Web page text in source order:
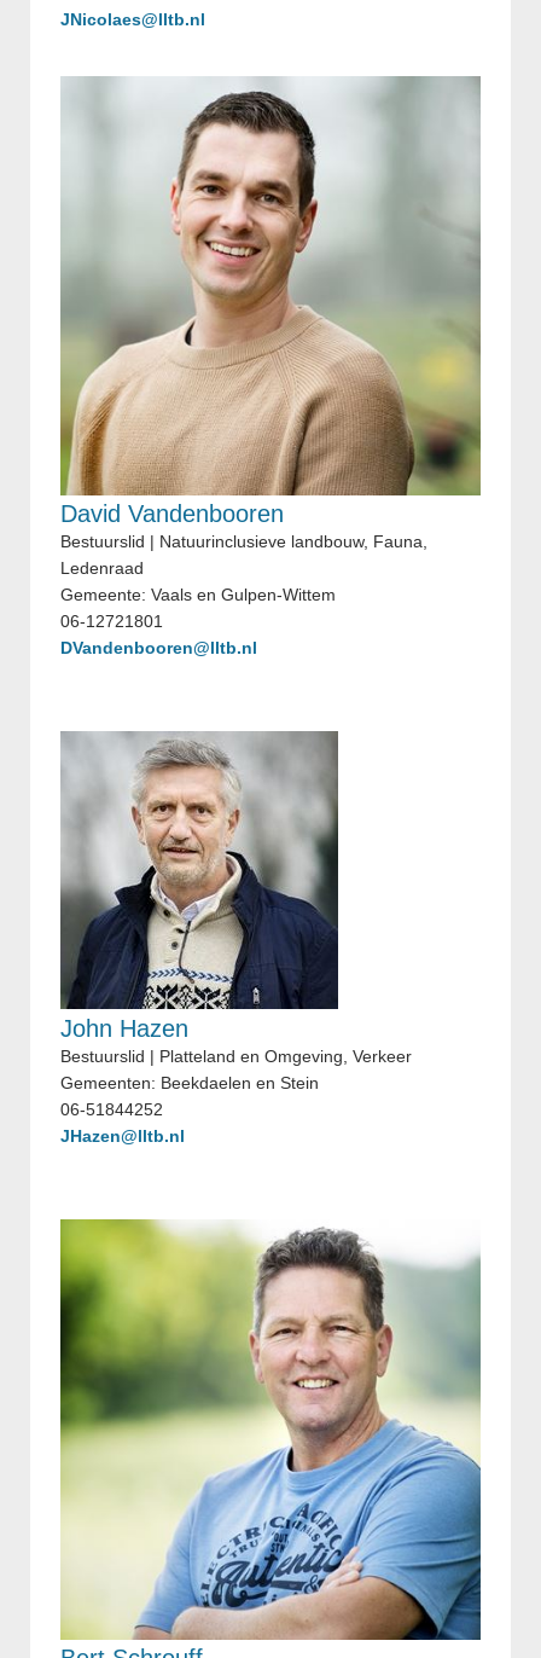
JNicolaes@lltb.nl
David Vandenbooren
Bestuurslid | Natuurinclusieve landbouw, Fauna,
Ledenraad
Gemeente: Vaals en Gulpen-Wittem
06-12721801
DVandenbooren@lltb.nl
John Hazen
Bestuurslid | Platteland en Omgeving, Verkeer
Gemeenten: Beekdaelen en Stein
06-51844252
JHazen@lltb.nl